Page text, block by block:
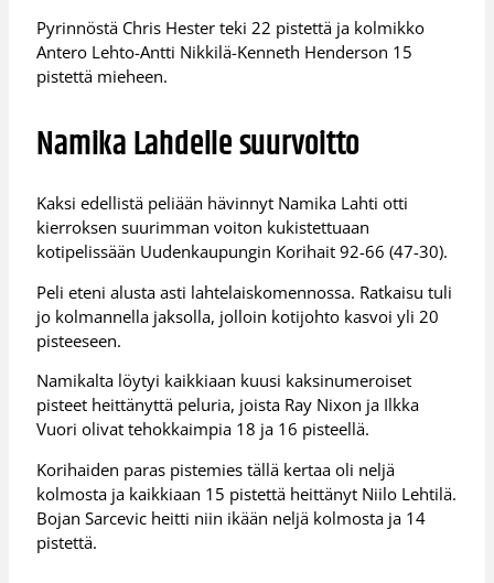
Pyrinnöstä Chris Hester teki 22 pistettä ja kolmikko
Antero Lehto-Antti Nikkilä-Kenneth Henderson 15
pistettä mieheen.
Namika Lahdelle suurvoitto
Kaksi edellistä peliään hävinnyt Namika Lahti otti
kierroksen suurimman voiton kukistettuaan
kotipelissään Uudenkaupungin Korihait 92-66 (47-30).
Peli eteni alusta asti lahtelaiskomennossa. Ratkaisu tuli
jo kolmannella jaksolla, jolloin kotijohto kasvoi yli 20
pisteeseen.
Namikalta löytyi kaikkiaan kuusi kaksinumeroiset
pisteet heittänyttä peluria, joista Ray Nixon ja Ilkka
Vuori olivat tehokkaimpia 18 ja 16 pisteellä.
Korihaiden paras pistemies tällä kertaa oli neljä
kolmosta ja kaikkiaan 15 pistettä heittänyt Niilo Lehtilä.
Bojan Sarcevic heitti niin ikään neljä kolmosta ja 14
pistettä.